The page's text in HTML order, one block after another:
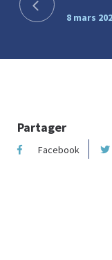
8 mars
Partager
Facebook